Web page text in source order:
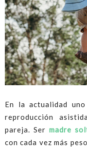
En la actualidad
reproducción
pareja. Ser madre
con cada vez más